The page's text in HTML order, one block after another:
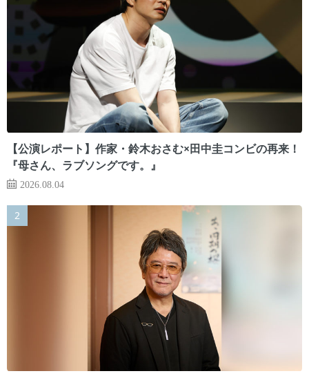
【公演レポート】作家・鈴木おさむ×田中圭コンビの再来！
『母さん、ラブソングです。』
2026.08.04